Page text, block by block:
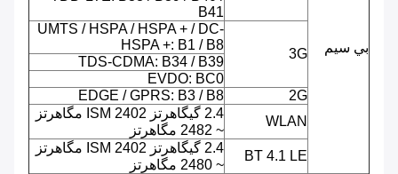
بي سيم
B41
3G
UMTS / HSPA / HSPA + / DC-
HSPA +: B1 / B8
TDS-CDMA: B34 / B39
EVDO: BC0
2G
EDGE / GPRS: B3 / B8
WLAN
2.4 گیگاهرتز ISM 2402 مگاهرتز
~ 2482 مگاهرتز
BT 4.1 LE
2.4 گیگاهرتز ISM 2402 مگاهرتز
~ 2480 مگاهرتز